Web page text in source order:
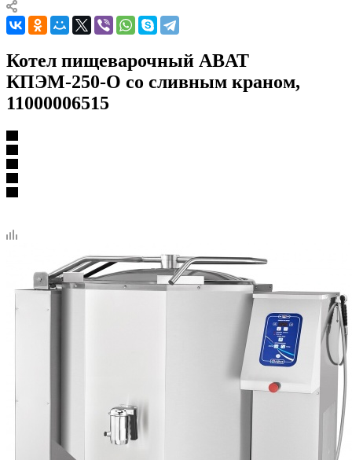
Котел пищеварочный ABAT
КПЭМ-250-О со сливным краном,
11000006515